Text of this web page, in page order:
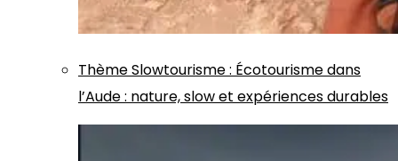
ThèmeSlowtourisme: Écotourisme dans
l’Aude : nature, slow et expériences durables